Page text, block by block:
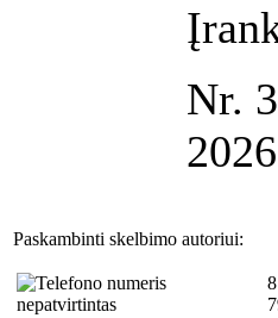
Nr.
Paskambinti skelbimo autoriui: